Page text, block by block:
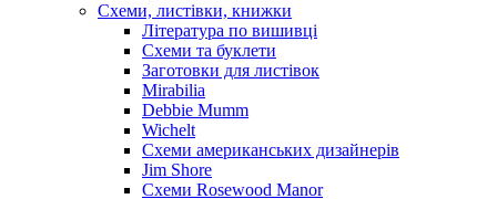
Схеми, листівки, книжки
Література по вишивці
Схеми та буклети
Заготовки для листівок
Mirabilia
Debbie Mumm
Wichelt
Схеми американських дизайнерів
Jim Shore
Cхеми Rosewood Manor